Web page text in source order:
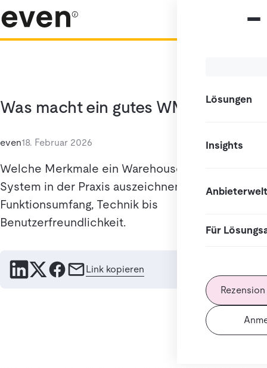
Lösungen
Insights
Anbieterwelt
Für
Was macht ein gutes WMS aus?
even18. Februar 2026
Welche Merkmale ein Warehouse Management
System in der Praxis auszeichnen: von
Funktionsumfang, Technik bis
Benutzerfreundlichkeit.
Link kopieren